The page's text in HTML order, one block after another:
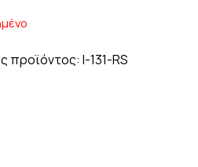
προϊόντος: I-131-RS